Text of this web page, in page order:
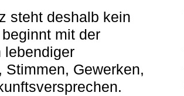
steht deshalb kein
mit der
lebendiger
Gewerken,